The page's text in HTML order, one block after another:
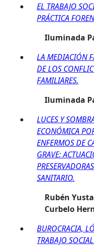
EL TRABAJO
PRÁCTICA
Iluminada
LA MEDIACIÓN
DE LOS
FAMILIARES.
Iluminada
LUCES Y
ECONÓMICA
ENFERMOS DE
GRAVE:
SANITARIO.
Rubén
Curbelo
BUROCRACIA,
TRABAJO